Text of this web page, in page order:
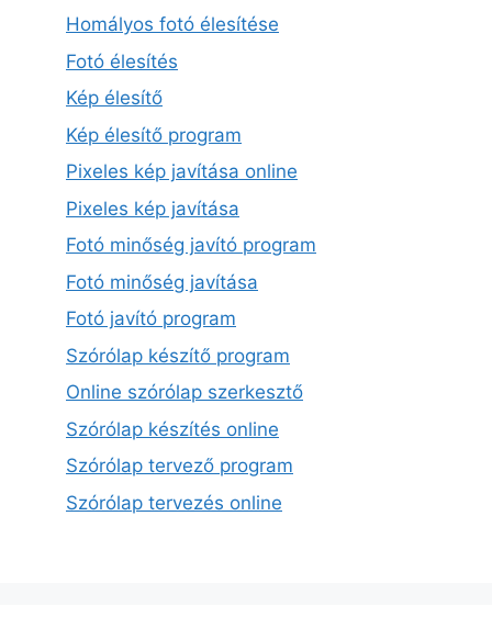
Homályos fotó élesítése
Fotó élesítés
Kép élesítő
Kép élesítő program
Pixeles kép javítása online
Pixeles kép javítása
Fotó minőség javító program
Fotó minőség javítása
Fotó javító program
Szórólap készítő program
Online szórólap szerkesztő
Szórólap készítés online
Szórólap tervező program
Szórólap tervezés online